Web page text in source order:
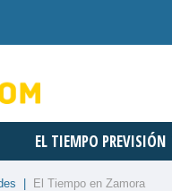
EL TIEMPO PREVISIÓN
El Tiempo en Zamora